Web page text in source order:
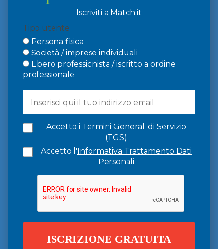
Iscriviti a Match.it
Tipo utente
Persona fisica
Società / imprese individuali
Libero professionista / iscritto a ordine
professionale
Accetto i Termini Generali di Servizio
(TGS)
Accetto l'Informativa Trattamento Dati
Personali